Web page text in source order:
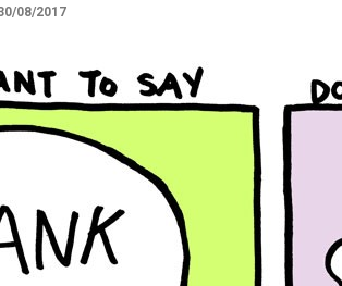
08/2017